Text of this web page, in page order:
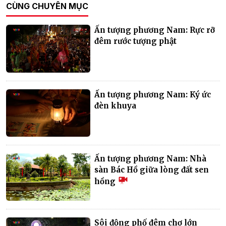
CÙNG CHUYÊN MỤC
Ấn tượng phương Nam: Rực rỡ
đêm rước tượng phật
Ấn tượng phương Nam: Ký ức
đèn khuya
Ấn tượng phương Nam: Nhà
sàn Bác Hồ giữa lòng đất sen
hồng
Sôi động phố đêm chợ lớn